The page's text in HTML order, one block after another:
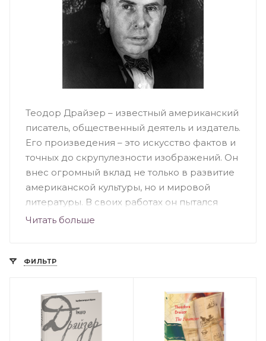
Теодор Драйзер – известный американский
писатель, общественный деятель и издатель.
Его произведения – это искусство фактов и
точных до скрупулезности изображений. Он
внес огромный вклад не только в развитие
американской культуры, но и мировой
литературы. В своих работах он пытался
разоблачить укорененную в веках легенду о
отсутствие стиля, однако несмотря на это
миллионными тиражами, а многие читатели
усиленно изучают английский специально
для того, чтобы прочитать его произведения
в оригинале.
Читать больше
ФИЛЬТР